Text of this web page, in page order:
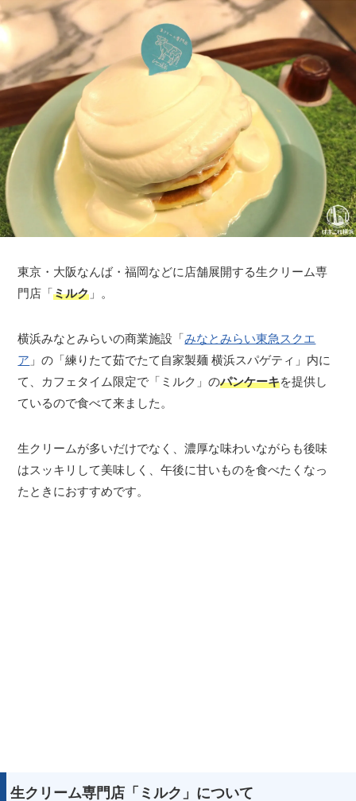
東京・大阪なんば・福岡などに店舗展開する生クリーム専
門店「ミルク 」。
横浜みなとみらいの商業施設「みなとみらい東急スクエ
ア 」の「練りたて茹でたて自家製麺 横浜スパゲティ」内に
て、カフェタイム限定で「ミルク」のパンケーキを提供し
ているので食べて来ました。
生クリームが多いだけでなく、濃厚な味わいながらも後味
はスッキリして美味しく、午後に甘いものを食べたくなっ
たときにおすすめです。
生クリーム専門店「ミルク」について